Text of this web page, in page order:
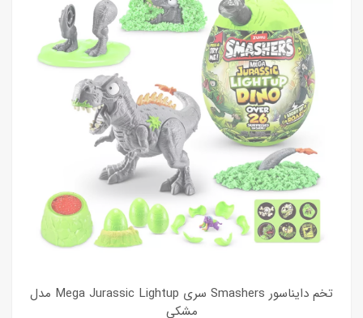
تخم دایناسور Smashers سری Mega Jurassic Lightup مدل
مشکی